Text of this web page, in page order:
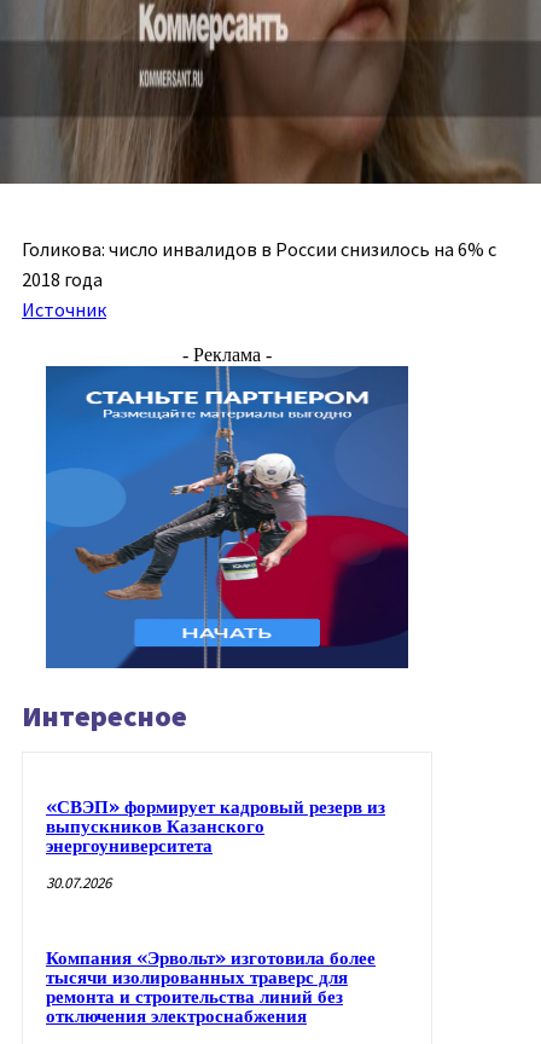
Голикова: число инвалидов в России снизилось на 6% с
2018 года
Источник
- Реклама -
Интересное
«СВЭП» формирует кадровый резерв из
выпускников Казанского
энергоуниверситета
30.07.2026
Компания «Эрвольт» изготовила более
тысячи изолированных траверс для
ремонта и строительства линий без
отключения электроснабжения